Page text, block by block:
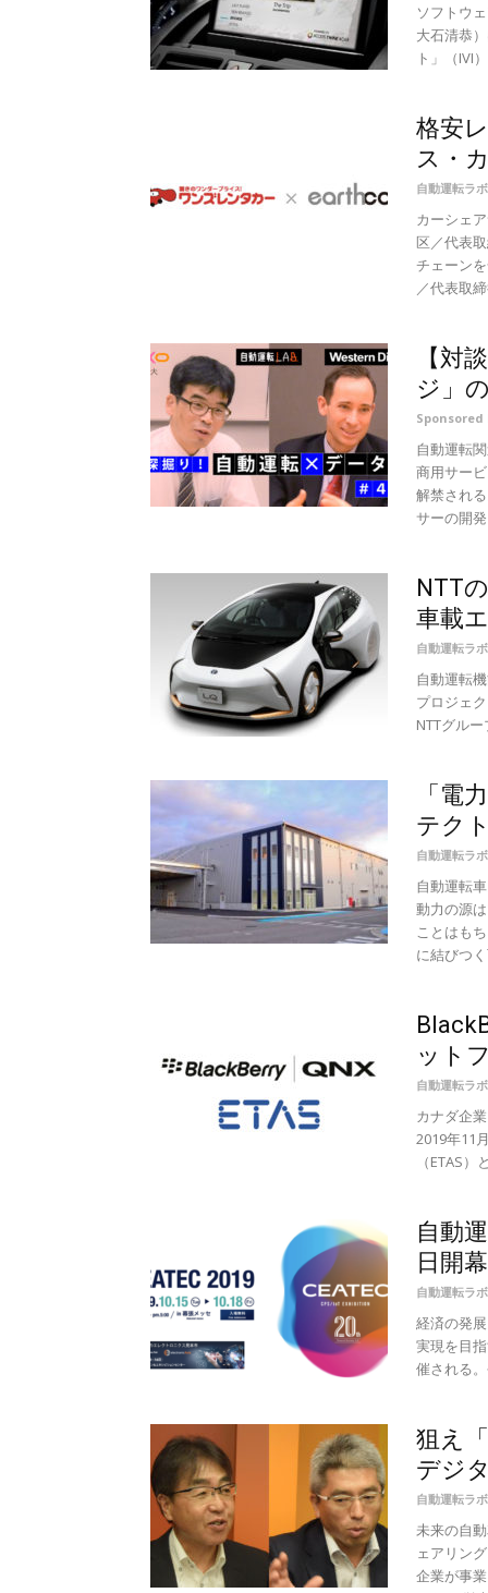
ソフトウ
大石清恭
ト」（IVI
格安
ス・
自動運転ラ
カーシェ
区／代表
チェーン
／代表取
【対
ジ」
Sponsored
自動運転
商用サー
解禁され
サーの開
NTT
車載
自動運転ラ
自動運転
プロジェ
NTTグル
「電
テク
自動運転ラ
自動運転
動力の源
ことはも
に結びつ
ット
自動運転ラ
カナダ企
2019年11
（ETAS
自動
日開
自動運転ラ
経済の発
実現を目
催される
狙え
デジ
自動運転ラ
未来の自
ェアリン
企業が事